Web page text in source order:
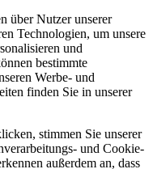
über Nutzer unserer
Technologien, um unsere
und
bestimmte
Werbe- und
finden Sie in unserer
stimmen Sie unserer
und Cookie-
außerdem an, dass